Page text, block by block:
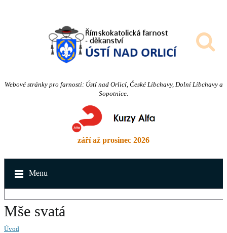
Webové stránky pro farnosti: Ústí nad Orlicí, České Libchavy, Dolní Libchavy a
Sopotnice.
září až prosinec 2026
Menu
Mše svatá
Úvod